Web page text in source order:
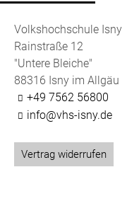
Volkshochschule Isny
Rainstraße 12
"Untere Bleiche"
88316 Isny im Allgäu
+49 7562 56800
info@vhs-isny.de
Vertrag widerrufen